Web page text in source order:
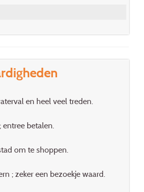
en heel veel treden.
betalen.
om te shoppen.
; zeker een bezoekje waard.